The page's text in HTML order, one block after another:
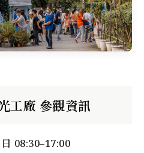
工廠 參觀資訊
08:30–17:00